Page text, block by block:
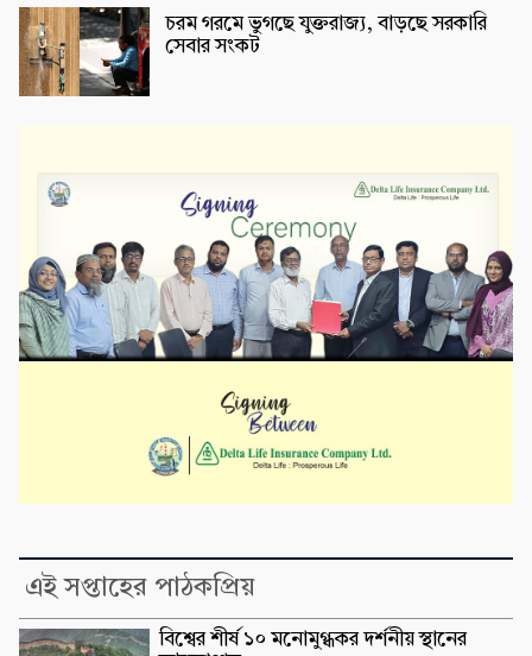
চরম গরমে ভুগছে যুক্তরাজ্য, বাড়ছে সরকারি
সেবার সংকট
এই সপ্তাহের পাঠকপ্রিয়
বিশ্বের শীর্ষ ১০ মনোমুগ্ধকর দর্শনীয় স্থানের